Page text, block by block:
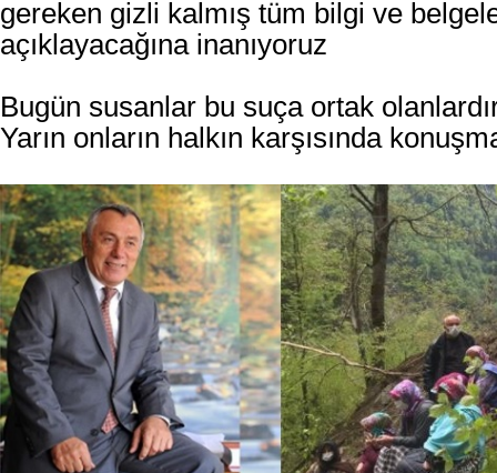
gereken gizli kalmış tüm bilgi ve
açıklayacağına inanıyoruz
Bugün susanlar bu suça ortak
Yarın onların halkın karşısında